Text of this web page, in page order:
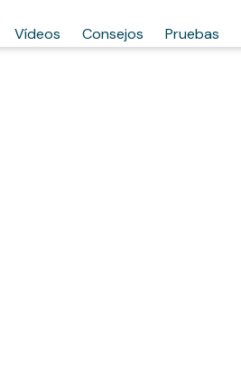
Vídeos Consejos Pruebas